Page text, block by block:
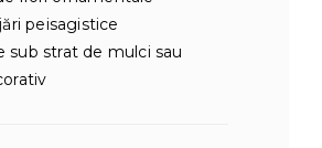
peisagistice
sub strat de mulci sau